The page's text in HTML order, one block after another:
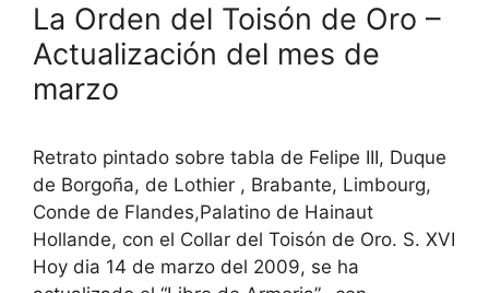
La Orden del Toisón de Oro –
Actualización del mes de
marzo
Retrato pintado sobre tabla de Felipe III, Duque
de Borgoña, de Lothier , Brabante, Limbourg,
Conde de Flandes,Palatino de Hainaut
Hollande, con el Collar del Toisón de Oro. S. XVI
Hoy dia 14 de marzo del 2009, se ha